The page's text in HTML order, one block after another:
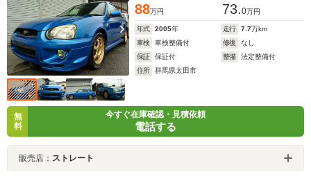
88万円 73.0万円
年式 2005年 走行 7.7万km
車検
車検整備付 修復
なし
保証
保証付 整備
法定整備付
住所
群馬県太田市
無
料
今すぐ在庫確認・見積依頼
電話する
販売店： ストレート